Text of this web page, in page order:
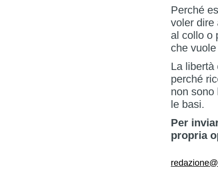
Perché
voler dire
al collo o
che
La libertà
perché
non sono
le basi.
Per
propria